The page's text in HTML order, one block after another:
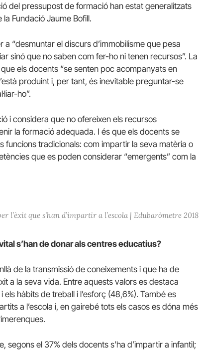
del pressupost de formació han estat generalitzats
Fundació Jaume Bofill.
“desmuntar el discurs d’immobilisme que pesa
sinó que no saben com fer-ho ni tenen recursos”. La
els docents “se senten poc acompanyats en
produint i, per tant, és inevitable preguntar-se
ho”.
i considera que no ofereixen els recursos
la formació adequada. I és que els docents se
funcions tradicionals: com impartir la seva matèria o
que es poden considerar “emergents” com la
l’èxit que s’han d’impartir a l’escola | Edubaròmetre 2018
s’han de donar als centres educatius?
de la transmissió de coneixements i que ha de
a la seva vida. Entre aquests valors es destaca
els hàbits de treball i l’esforç (48,6%). També es
a l’escola i, en gairebé tots els casos es dóna més
segons el 37% dels docents s’ha d’impartir a infantil;